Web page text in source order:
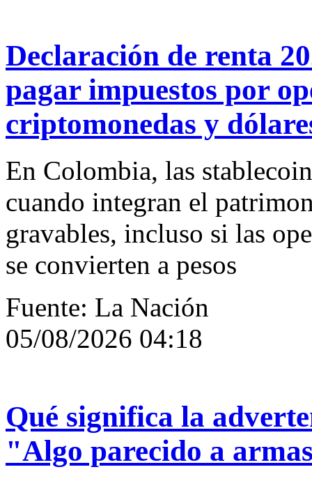
Declaración de renta
pagar impuestos por
criptomonedas y
En Colombia, las
cuando integran el
gravables, incluso si las
se convierten a pesos
Fuente: La Nación
05/08/2026 04:18
Qué significa la
"Algo parecido a